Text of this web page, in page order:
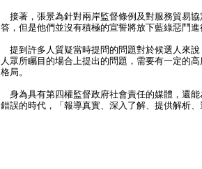
接著，張景為針對兩岸監督條例及對服務貿易
答，但是他們並沒有積極的宣誓將放下藍綠惡鬥
提到許多人質疑當時提問的問題對於候選人來
人眾所矚目的場合上提出的問題，需要有一定的
格局。
身為具有第四權監督政府社會責任的媒體，還
錯誤的時代，「報導真實、深入了解、提供解析